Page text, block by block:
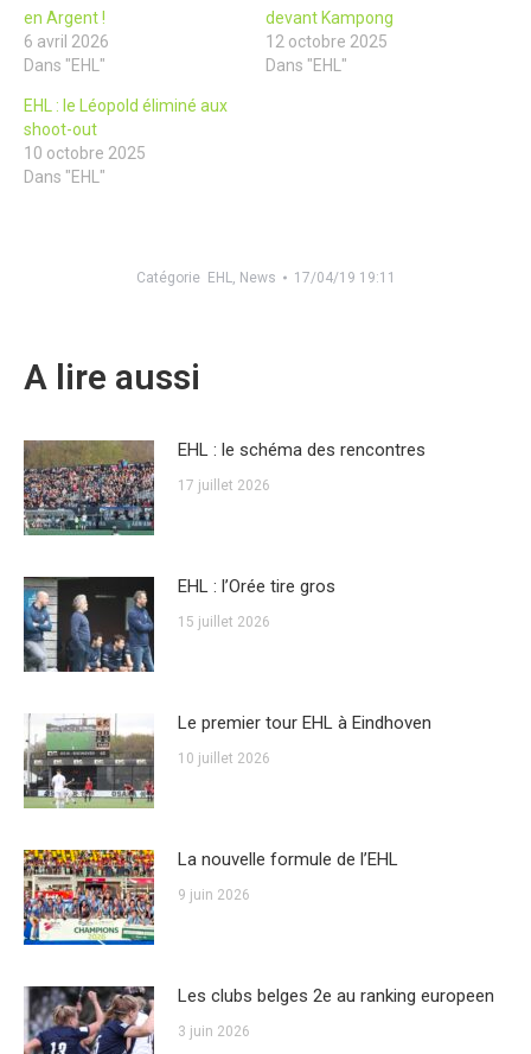
en Argent !
6 avril 2026
Dans "EHL"
devant Kampong
12 octobre 2025
Dans "EHL"
EHL : le Léopold éliminé aux
shoot-out
10 octobre 2025
Dans "EHL"
Catégorie EHL News 17/04/19 19:11
A lire aussi
EHL : le schéma des rencontres
17 juillet 2026
EHL : l’Orée tire gros
15 juillet 2026
Le premier tour EHL à Eindhoven
10 juillet 2026
La nouvelle formule de l’EHL
9 juin 2026
Les clubs belges 2e au ranking europeen
3 juin 2026